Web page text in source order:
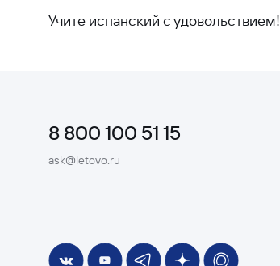
Учите испанский с удовольствием!
8 800 100 51 15
ask@letovo.ru